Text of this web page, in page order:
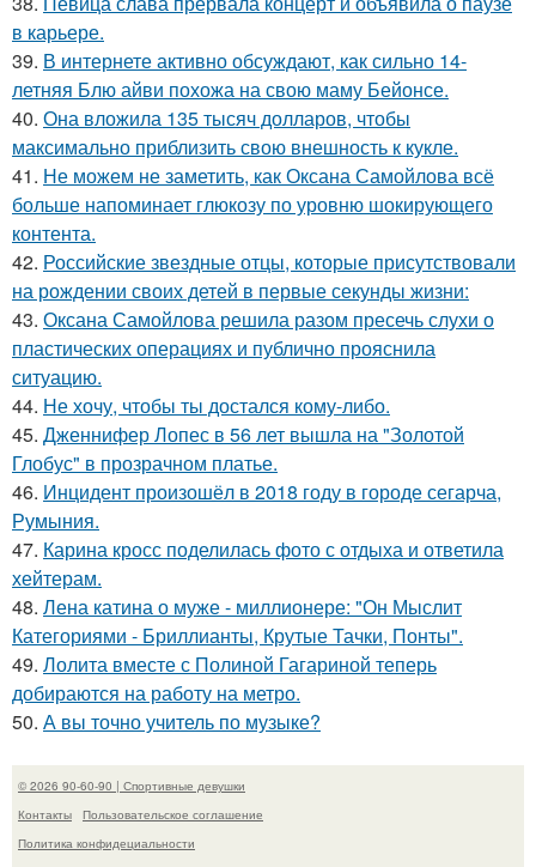
в карьере.
39. В интернете активно обсуждают, как сильно 14-
летняя Блю айви похожа на свою маму Бейонсе.
40. Она вложила 135 тысяч долларов, чтобы
максимально приблизить свою внешность к кукле.
41. Не можем не заметить, как Оксана Самойлова всё
больше напоминает глюкозу по уровню шокирующего
контента.
42. Российские звездные отцы, которые присутствовали
на рождении своих детей в первые секунды жизни:
43. Оксана Самойлова решила разом пресечь слухи о
пластических операциях и публично прояснила
ситуацию.
44. Не хочу, чтобы ты достался кому-либо.
45. Дженнифер Лопес в 56 лет вышла на "Золотой
Глобус" в прозрачном платье.
46. Инцидент произошёл в 2018 году в городе сегарча,
Румыния.
47. Карина кросс поделилась фото с отдыха и ответила
хейтерам.
48. Лена катина о муже - миллионере: "Он Мыслит
Категориями - Бриллианты, Крутые Тачки, Понты".
49. Лолита вместе с Полиной Гагариной теперь
добираются на работу на метро.
50. А вы точно учитель по музыке?
© 2026 90-60-90 | Спортивные девушки
Контакты
Пользовательское соглашение
Политика конфидециальности